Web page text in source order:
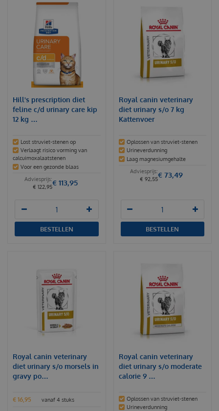
Hill's prescription diet
feline c/d urinary care kip
12 kg …
Lost struviet-stenen op
Verlaagt risico vorming van
calcuimoxalaatstenen
Voor een gezonde blaas
€ 122,95€ 113,95
BESTELLEN
Royal canin veterinary
diet urinary s/o 7 kg
Kattenvoer
Oplossen van struviet-stenen
Urineverdunning
Laag magnesiumgehalte
€ 92,55€ 73,49
BESTELLEN
Royal canin veterinary
diet urinary s/o morsels in
gravy po…
vanaf 4 stuks
€ 16 95
Royal canin veterinary
diet urinary s/o moderate
calorie 9 …
Oplossen van struviet-stenen
Urineverdunning